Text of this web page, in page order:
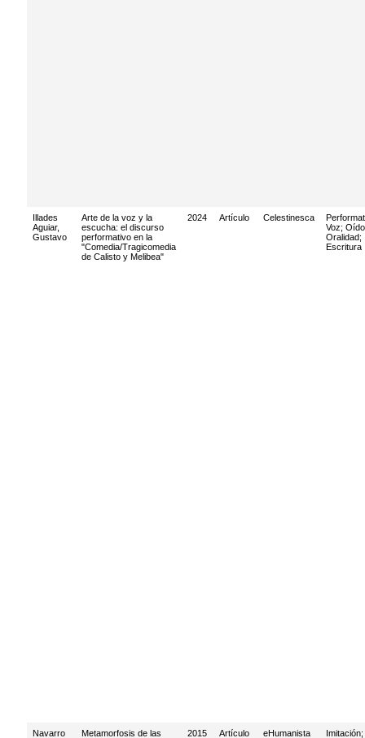
Illades
Aguiar,
Gustavo
Arte de la voz y la
escucha: el discurso
performativo en la
"Comedia/Tragicomedia
de Calisto y Melibea"
2024 Artículo Celestinesca
Voz; Oído
Oralidad;
Escritura
Navarro Metamorfosis de las 2015 Artículo eHumanista Imitación;